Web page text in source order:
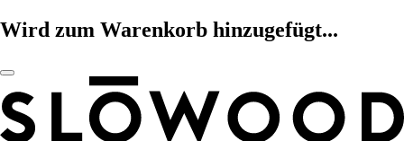
Wird zum Warenkorb hinzugefügt...